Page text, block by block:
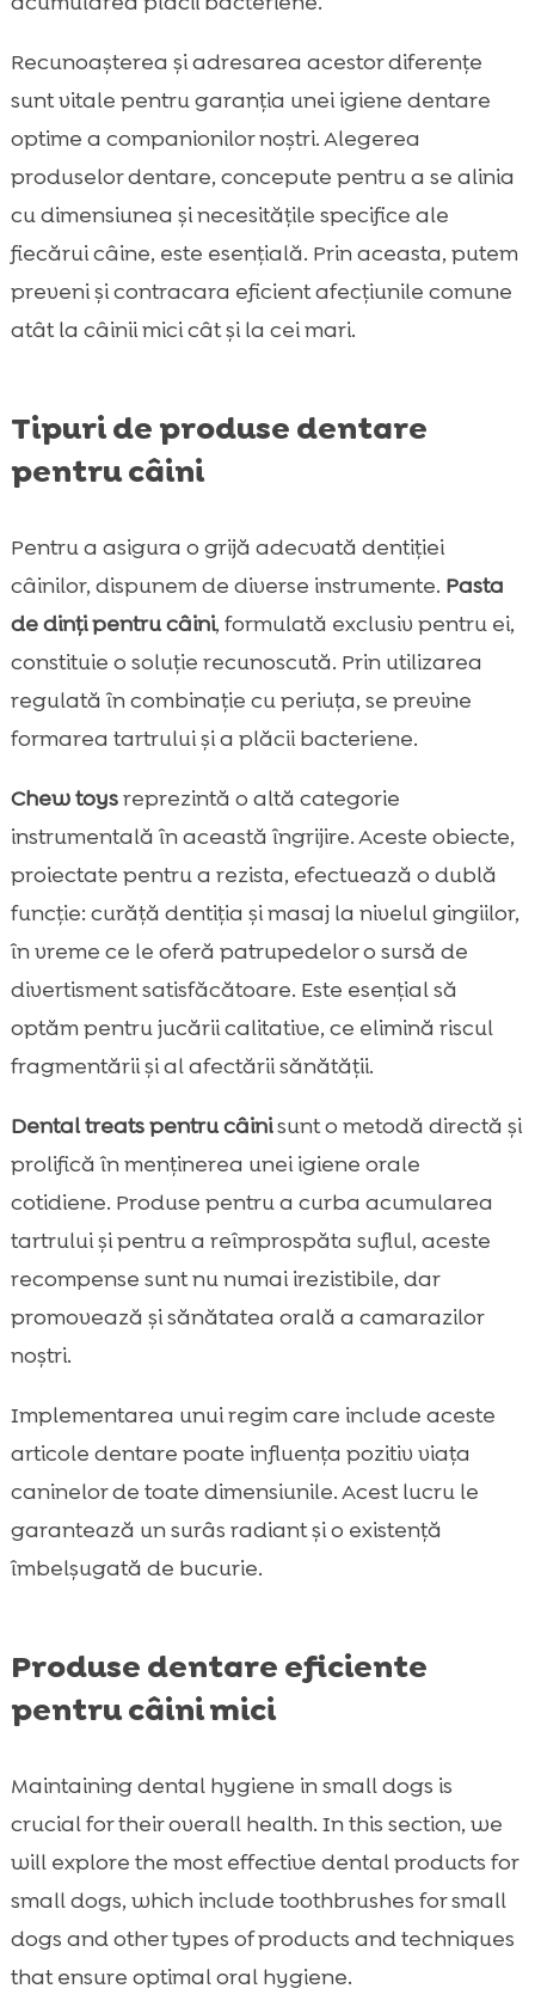
Recunoașterea și adresarea acestor diferențe
sunt vitale pentru garanția unei igiene dentare
optime a companionilor noștri. Alegerea
produselor dentare, concepute pentru a se alinia
cu dimensiunea și necesitățile specifice ale
fiecărui câine, este esențială. Prin aceasta, putem
preveni și contracara eficient afecțiunile comune
atât la câinii mici cât și la cei mari.
Tipuri de produse dentare
pentru câini
Pentru a asigura o grijă adecvată dentiției
câinilor, dispunem de diverse instrumente. Pasta
de dinți pentru câini, formulată exclusiv pentru ei,
constituie o soluție recunoscută. Prin utilizarea
regulată în combinație cu periuța, se previne
formarea tartrului și a plăcii bacteriene.
Chew toysreprezintă o altă categorie
instrumentală în această îngrijire. Aceste obiecte,
proiectate pentru a rezista, efectuează o dublă
funcție: curăță dentiția și masaj la nivelul gingiilor,
în vreme ce le oferă patrupedelor o sursă de
divertisment satisfăcătoare. Este esențial să
optăm pentru jucării calitative, ce elimină riscul
fragmentării și al afectării sănătății.
Dental treats pentru câinisunt o metodă directă și
prolifică în menținerea unei igiene orale
cotidiene. Produse pentru a curba acumularea
tartrului și pentru a reîmprospăta suflul, aceste
recompense sunt nu numai irezistibile, dar
promovează și sănătatea orală a camarazilor
noștri.
Implementarea unui regim care include aceste
articole dentare poate influența pozitiv viața
caninelor de toate dimensiunile. Acest lucru le
garantează un surâs radiant și o existență
îmbelșugată de bucurie.
Produse dentare eficiente
pentru câini mici
Maintaining dental hygiene in small dogs is
crucial for their overall health. In this section, we
will explore the most effective dental products for
small dogs, which include toothbrushes for small
dogs and other types of products and techniques
that ensure optimal oral hygiene.